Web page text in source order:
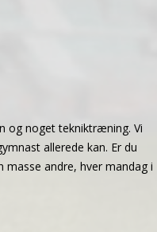
og noget tekniktræning. Vi
allerede kan. Er du
andre, hver mandag i